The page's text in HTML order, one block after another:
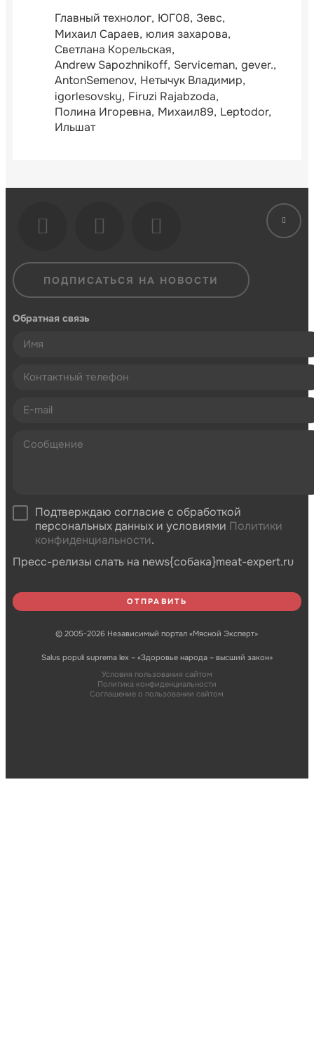
Главный технолог ЮГ08 Зевс
Михаил Сараев юлия захарова
Светлана Корельская
Andrew Sapozhnikoff Serviceman gever.
AntonSemenov Нетычук Владимир
igorlesovsky Firuzi Rajabzoda
Полина Игоревна Михаил89 Leptodor
Ильшат
ПОДПИСАТЬСЯ НА НОВОСТИ
Обратная связь
Подтверждаю согласие с обработкой
персональных данных и условиями Политики
конфиденциальности.
Пресс-релизы слать на news{собака}meat-expert.ru
© 2005-2026 Независимый портал «Мясной Эксперт»
Salus populi suprema lex – «Здоровье народа – высший закон»
Условия пользования сайтом
Политика конфиденциальности
Соглашение о пользовании сайтом